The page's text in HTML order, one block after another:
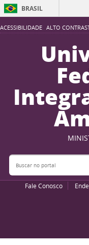
ACESSIBILIDADE ALTO
BRASIL
Buscar no portal
Fale Conosco